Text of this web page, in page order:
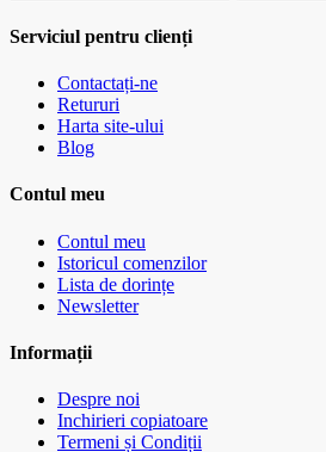
Serviciul pentru clienți
Contactați-ne
Retururi
Harta site-ului
Blog
Contul meu
Contul meu
Istoricul comenzilor
Lista de dorințe
Newsletter
Informații
Despre noi
Inchirieri copiatoare
Termeni și Condiții